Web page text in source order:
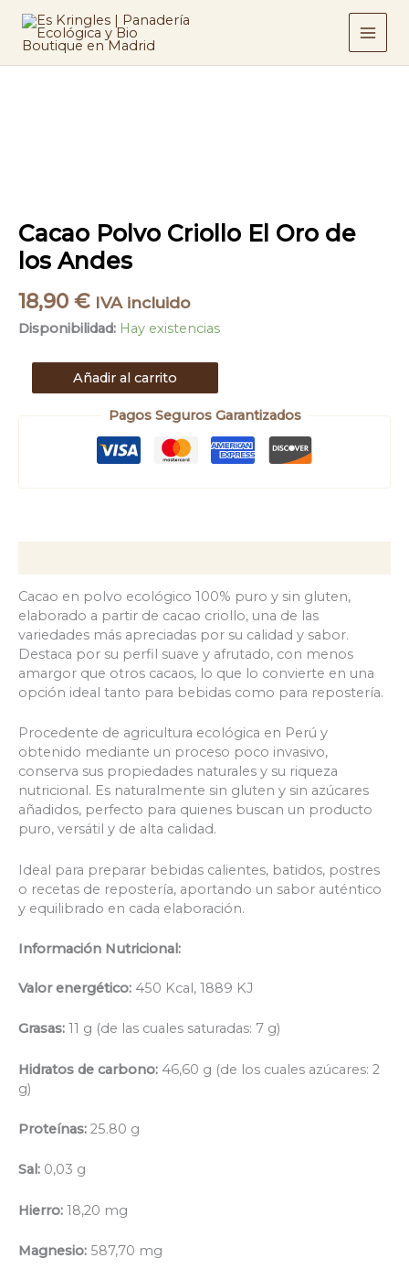
contenido
Cacao Polvo Criollo El Oro de
los Andes
18,90 € IVA incluido
Disponibilidad: Hay existencias
cantidad
Añadir al carrito
Pagos Seguros Garantizados
Cacao en polvo ecológico 100% puro y sin gluten,
elaborado a partir de cacao criollo, una de las
variedades más apreciadas por su calidad y sabor.
Destaca por su perfil suave y afrutado, con menos
amargor que otros cacaos, lo que lo convierte en una
opción ideal tanto para bebidas como para repostería.
Procedente de agricultura ecológica en Perú y
obtenido mediante un proceso poco invasivo,
conserva sus propiedades naturales y su riqueza
nutricional. Es naturalmente sin gluten y sin azúcares
añadidos, perfecto para quienes buscan un producto
puro, versátil y de alta calidad.
Ideal para preparar bebidas calientes, batidos, postres
o recetas de repostería, aportando un sabor auténtico
y equilibrado en cada elaboración.
Información Nutricional:
Valor energético: 450 Kcal, 1889 KJ
Grasas: 11 g (de las cuales saturadas: 7 g)
Hidratos de carbono: 46,60 g (de los cuales azúcares: 2
g)
Proteínas: 25.80 g
Sal: 0,03 g
Hierro: 18,20 mg
Magnesio: 587,70 mg
Oro
de
los